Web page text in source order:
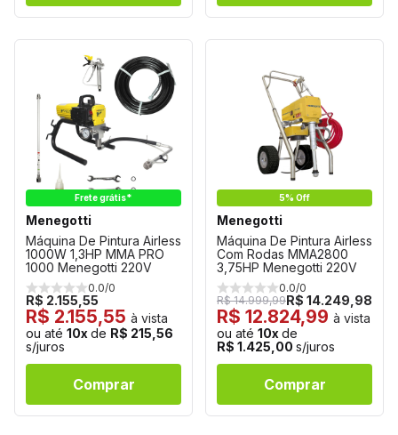
Frete grátis*
Menegotti
Máquina De Pintura Airless
1000W 1,3HP MMA PRO
1000 Menegotti 220V
0.0/0
R$ 2.155,55
R$ 2.155,55 à vista
ou até 10x de R$ 215,56
s/juros
Comprar
5% Off
Menegotti
Máquina De Pintura Airless
Com Rodas MMA2800
3,75HP Menegotti 220V
0.0/0
R$ 14.999,99R$ 14.249,98
R$ 12.824,99 à vista
ou até 10x de
R$ 1.425,00 s/juros
Comprar